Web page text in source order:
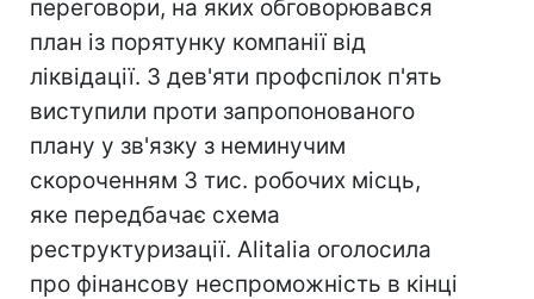
переговори, на яких обговорювався
план із порятунку компанії від
ліквідації. З дев'яти профспілок п'ять
виступили проти запропонованого
плану у зв'язку з неминучим
скороченням 3 тис. робочих місць,
яке передбачає схема
реструктуризації. Alitalia оголосила
про фінансову неспроможність в кінці